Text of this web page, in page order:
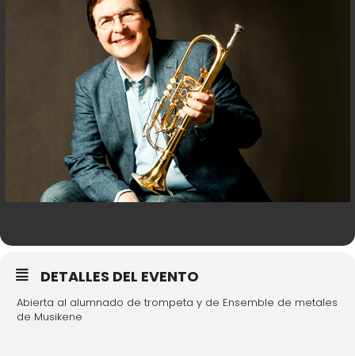
DETALLES DEL EVENTO
Abierta al alumnado de trompeta y de Ensemble de metales
de Musikene